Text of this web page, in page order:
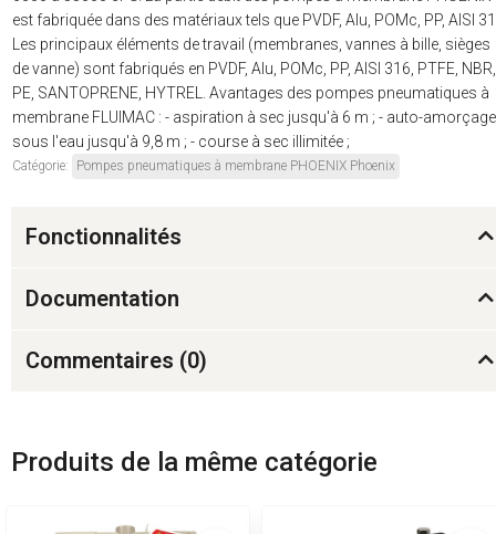
est fabriquée dans des matériaux tels que PVDF, Alu, POMc, PP, AISI
Les principaux éléments de travail (membranes, vannes à bille, sièges
de vanne) sont fabriqués en PVDF, Alu, POMc, PP, AISI 316, PTFE, NBR,
PE, SANTOPRENE, HYTREL. Avantages des pompes pneumatiques à
membrane FLUIMAC : - aspiration à sec jusqu'à 6 m ; - auto-amorçage
sous l'eau jusqu'à 9,8 m ; - course à sec illimitée ;
Catégorie: Pompes pneumatiques à membrane PHOENIX Phoenix
Fonctionnalités
Documentation
Commentaires (0)
Produits de la même catégorie